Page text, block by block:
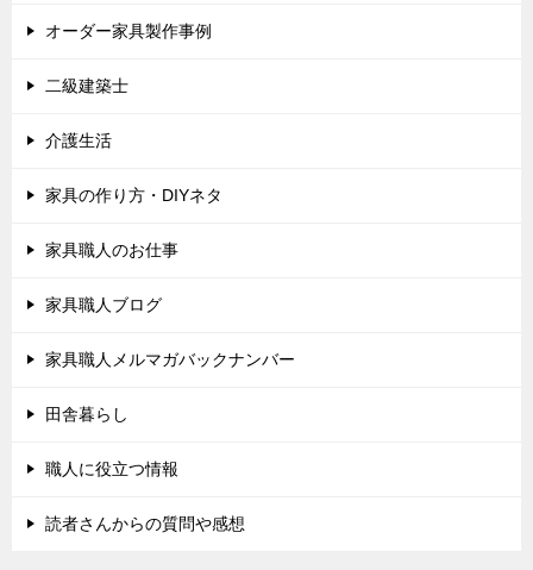
オーダー家具製作事例
二級建築士
介護生活
家具の作り方・DIYネタ
家具職人のお仕事
家具職人ブログ
家具職人メルマガバックナンバー
田舎暮らし
職人に役立つ情報
読者さんからの質問や感想